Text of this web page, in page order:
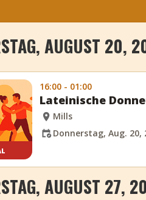
AUGUST 20,
16:00 - 01:00
Lateinische
Mills
Donnerstag, Aug. 20,
AUGUST 27,